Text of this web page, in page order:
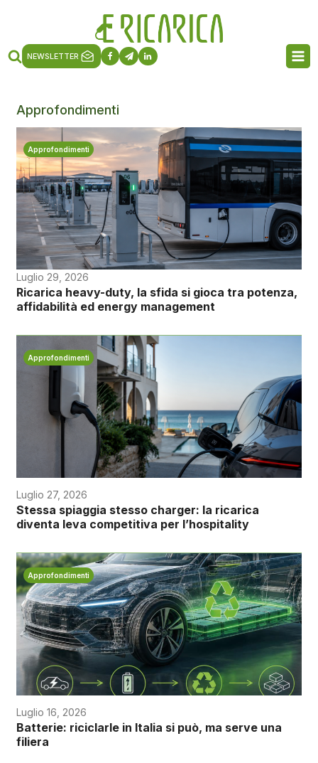
NEWSLETTER
Approfondimenti
Approfondimenti
Luglio 29, 2026
Ricarica heavy-duty, la sfida si gioca tra potenza,
affidabilità ed energy management
Approfondimenti
Luglio 27, 2026
Stessa spiaggia stesso charger: la ricarica
diventa leva competitiva per l’hospitality
Approfondimenti
Luglio 16, 2026
Batterie: riciclarle in Italia si può, ma serve una
filiera